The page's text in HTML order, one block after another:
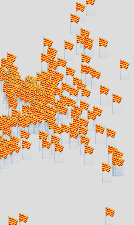
un moment si us